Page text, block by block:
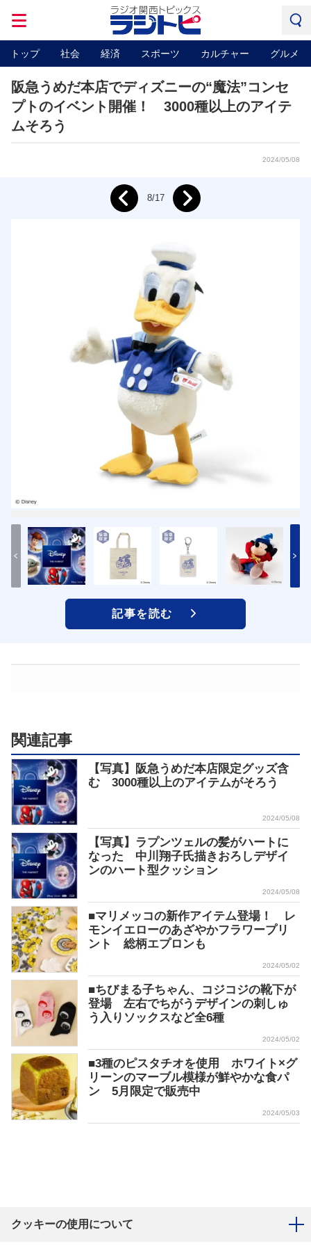
トップ 社会 経済 スポーツ カルチャー グルメ
阪急うめだ本店でディズニーの“魔法”コンセ
プトのイベント開催！ 3000種以上のアイテ
ムそろう
2024/05/08
8/17
記事を読む
関連記事
【写真】阪急うめだ本店限定グッズ含
む 3000種以上のアイテムがそろう
2024/05/08
【写真】ラプンツェルの髪がハートに
なった 中川翔子氏描きおろしデザイ
ンのハート型クッション
2024/05/08
■マリメッコの新作アイテム登場！ レ
モンイエローのあざやかフラワープリ
ント 総柄エプロンも
2024/05/02
■ちびまる子ちゃん、コジコジの靴下が
登場 左右でちがうデザインの刺しゅ
う入りソックスなど全6種
2024/05/02
■3種のピスタチオを使用 ホワイト×グ
リーンのマーブル模様が鮮やかな食パ
ン 5月限定で販売中
2024/05/03
クッキーの使用について